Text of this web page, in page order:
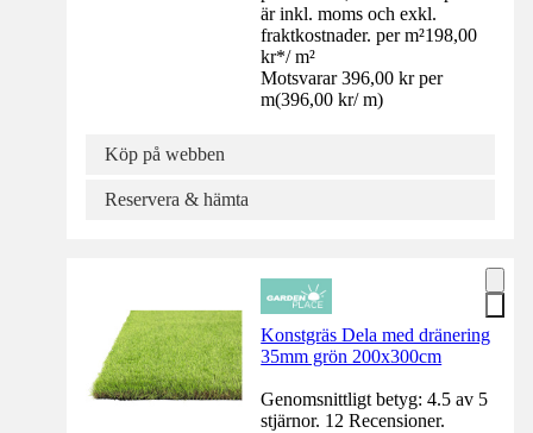
är inkl. moms och exkl.
fraktkostnader. per m²198,00
kr*/ m²
Motsvarar 396,00 kr per
m(396,00 kr/ m)
Köp på webben
Reservera & hämta
Konstgräs Dela med dränering
35mm grön 200x300cm
Genomsnittligt betyg: 4.5 av 5
stjärnor. 12 Recensioner.